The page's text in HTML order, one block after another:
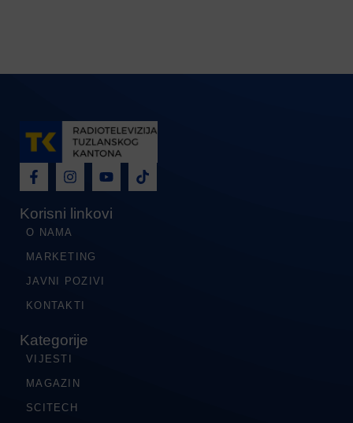
Korisni linkovi
O NAMA
MARKETING
JAVNI POZIVI
KONTAKTI
Kategorije
VIJESTI
MAGAZIN
SCITECH